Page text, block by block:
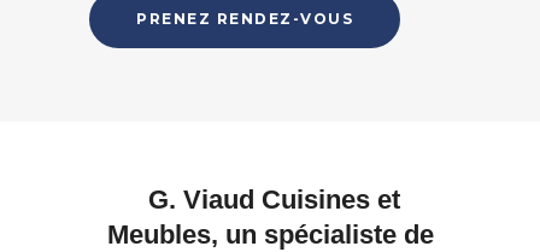
PRENEZ RENDEZ-VOUS
G. Viaud Cuisines et
Meubles, un spécialiste de